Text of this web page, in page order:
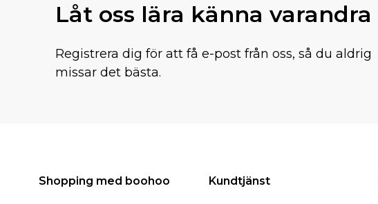
Låt oss lära känna varandra
Registrera dig för att få e-post från oss, så du aldrig
missar det bästa.
Shopping med boohoo Kundtjänst